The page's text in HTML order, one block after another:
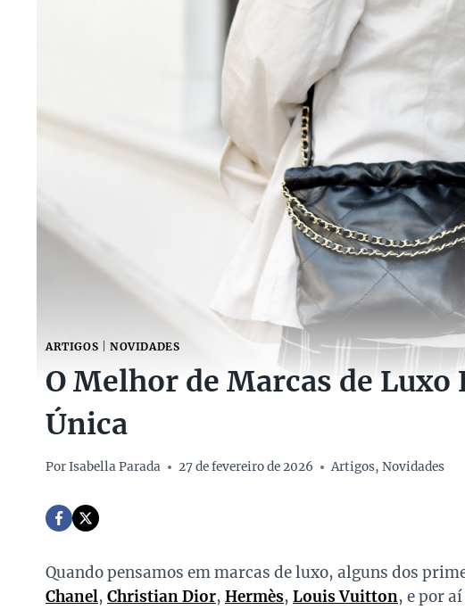
ARTIGOS NOVIDADES
O Melhor de Marcas de
Única
PorIsabella Parada 27 de fevereiro de 2026 Artigos,Novidades
Quando pensamos em marcas de luxo, alguns dos
Chanel, Christian Dior, Hermès, Louis Vuitton, e por